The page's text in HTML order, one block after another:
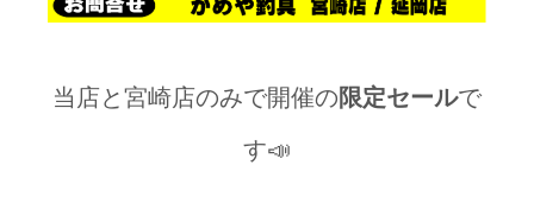
当店と宮崎店のみで開催の限定セールで
す📣